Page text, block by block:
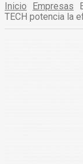
Inicio Empresas
TECH potencia la